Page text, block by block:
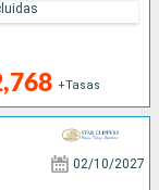
+Tasas
02/10/2027